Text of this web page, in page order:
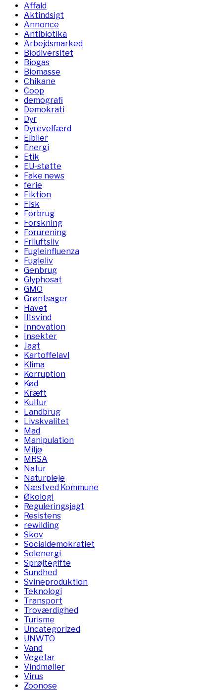
Affald
Aktindsigt
Annonce
Antibiotika
Arbejdsmarked
Biodiversitet
Biogas
Biomasse
Chikane
Coop
demografi
Demokrati
Dyr
Dyrevelfærd
Elbiler
Energi
Etik
EU-støtte
Fake news
ferie
Fiktion
Fisk
Forbrug
Forskning
Forurening
Friluftsliv
Fugleinfluenza
Fugleliv
Genbrug
Glyphosat
GMO
Grøntsager
Havet
Iltsvind
Innovation
Insekter
Jagt
Kartoffelavl
Klima
Korruption
Kød
Kræft
Kultur
Landbrug
Livskvalitet
Mad
Manipulation
Miljø
MRSA
Natur
Naturpleje
Næstved Kommune
Økologi
Reguleringsjagt
Resistens
rewilding
Skov
Socialdemokratiet
Solenergi
Sprøjtegifte
Sundhed
Svineproduktion
Teknologi
Transport
Troværdighed
Turisme
Uncategorized
UNWTO
Vand
Vegetar
Vindmøller
Virus
Zoonose